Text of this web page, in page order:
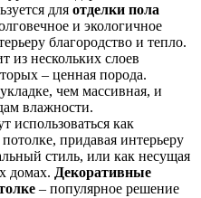
для отделки пола
и экологичное
благородство и тепло.
из нескольких слоев
– ценная порода.
чем массивная, и
влажности.
использоваться как
придавая интерьеру
стиль, или как несущая
домах. Декоративные
– популярное решение